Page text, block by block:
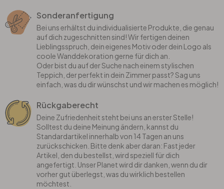
Sonderanfertigung
Bei uns erhältst du individualisierte Produkte, die genau
auf dich zugeschnitten sind! Wir fertigen deinen
Lieblingsspruch, dein eigenes Motiv oder dein Logo als
coole Wanddekoration gerne für dich an.
Oder bist du auf der Suche nach einem stylischen
Teppich, der perfekt in dein Zimmer passt? Sag uns
einfach, was du dir wünschst und wir machen es möglich!
Rückgaberecht
Deine Zufriedenheit steht bei uns an erster Stelle!
Solltest du deine Meinung ändern, kannst du
Standardartikel innerhalb von 14 Tagen an uns
zurückschicken. Bitte denk aber daran: Fast jeder
Artikel, den du bestellst, wird speziell für dich
angefertigt. Unser Planet wird dir danken, wenn du dir
vorher gut überlegst, was du wirklich bestellen
möchtest.